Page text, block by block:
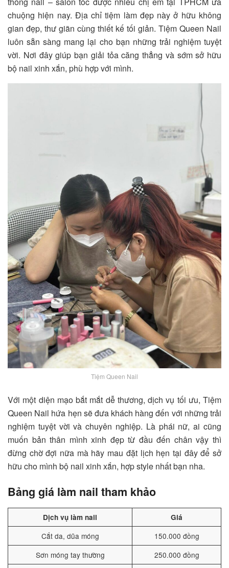
chuộng hiện nay. Địa chỉ tiệm làm đẹp này ở hữu không
gian đẹp, thư giãn cùng thiết kế tối giản. Tiệm Queen Nail
luôn sẵn sàng mang lại cho bạn những trải nghiệm tuyệt
vời. Nơi đây giúp bạn giải tỏa căng thẳng và sớm sở hữu
bộ nail xinh xắn, phù hợp với mình.
Tiệm Queen Nail
Với một diện mạo bắt mắt dễ thương, dịch vụ tối ưu, Tiệm
Queen Nail hứa hẹn sẽ đưa khách hàng đến với những trải
nghiệm tuyệt vời và chuyên nghiệp. Là phái nữ, ai cũng
muốn bản thân mình xinh đẹp từ đầu đến chân vậy thì
đừng chờ đợi nữa mà hãy mau đặt lịch hẹn tại đây để sở
hữu cho mình bộ nail xinh xắn, hợp style nhất bạn nha.
Bảng giá làm nail tham khảo
Dịch vụ làm nail Giá
Cắt da, dũa móng
150.000 đồng
Sơn móng tay thường
250.000 đồng